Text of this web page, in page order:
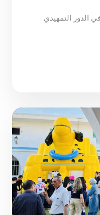
الدور التمهيدي